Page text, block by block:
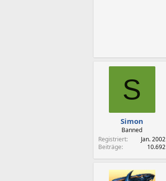
S
Simon
Banned
Registriert
Jan. 2002
Beiträge
10.692